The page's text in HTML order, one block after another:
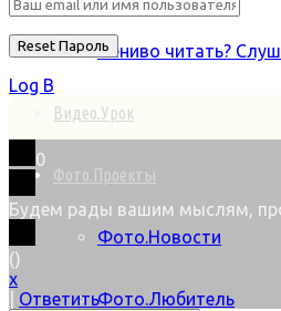
Лениво читать?
Видео.Урок
Фото.Проекты
Фото.Новости
Фото.Любитель
Log В
0
Будем рады вашим мыслям,
()
x
Ответить